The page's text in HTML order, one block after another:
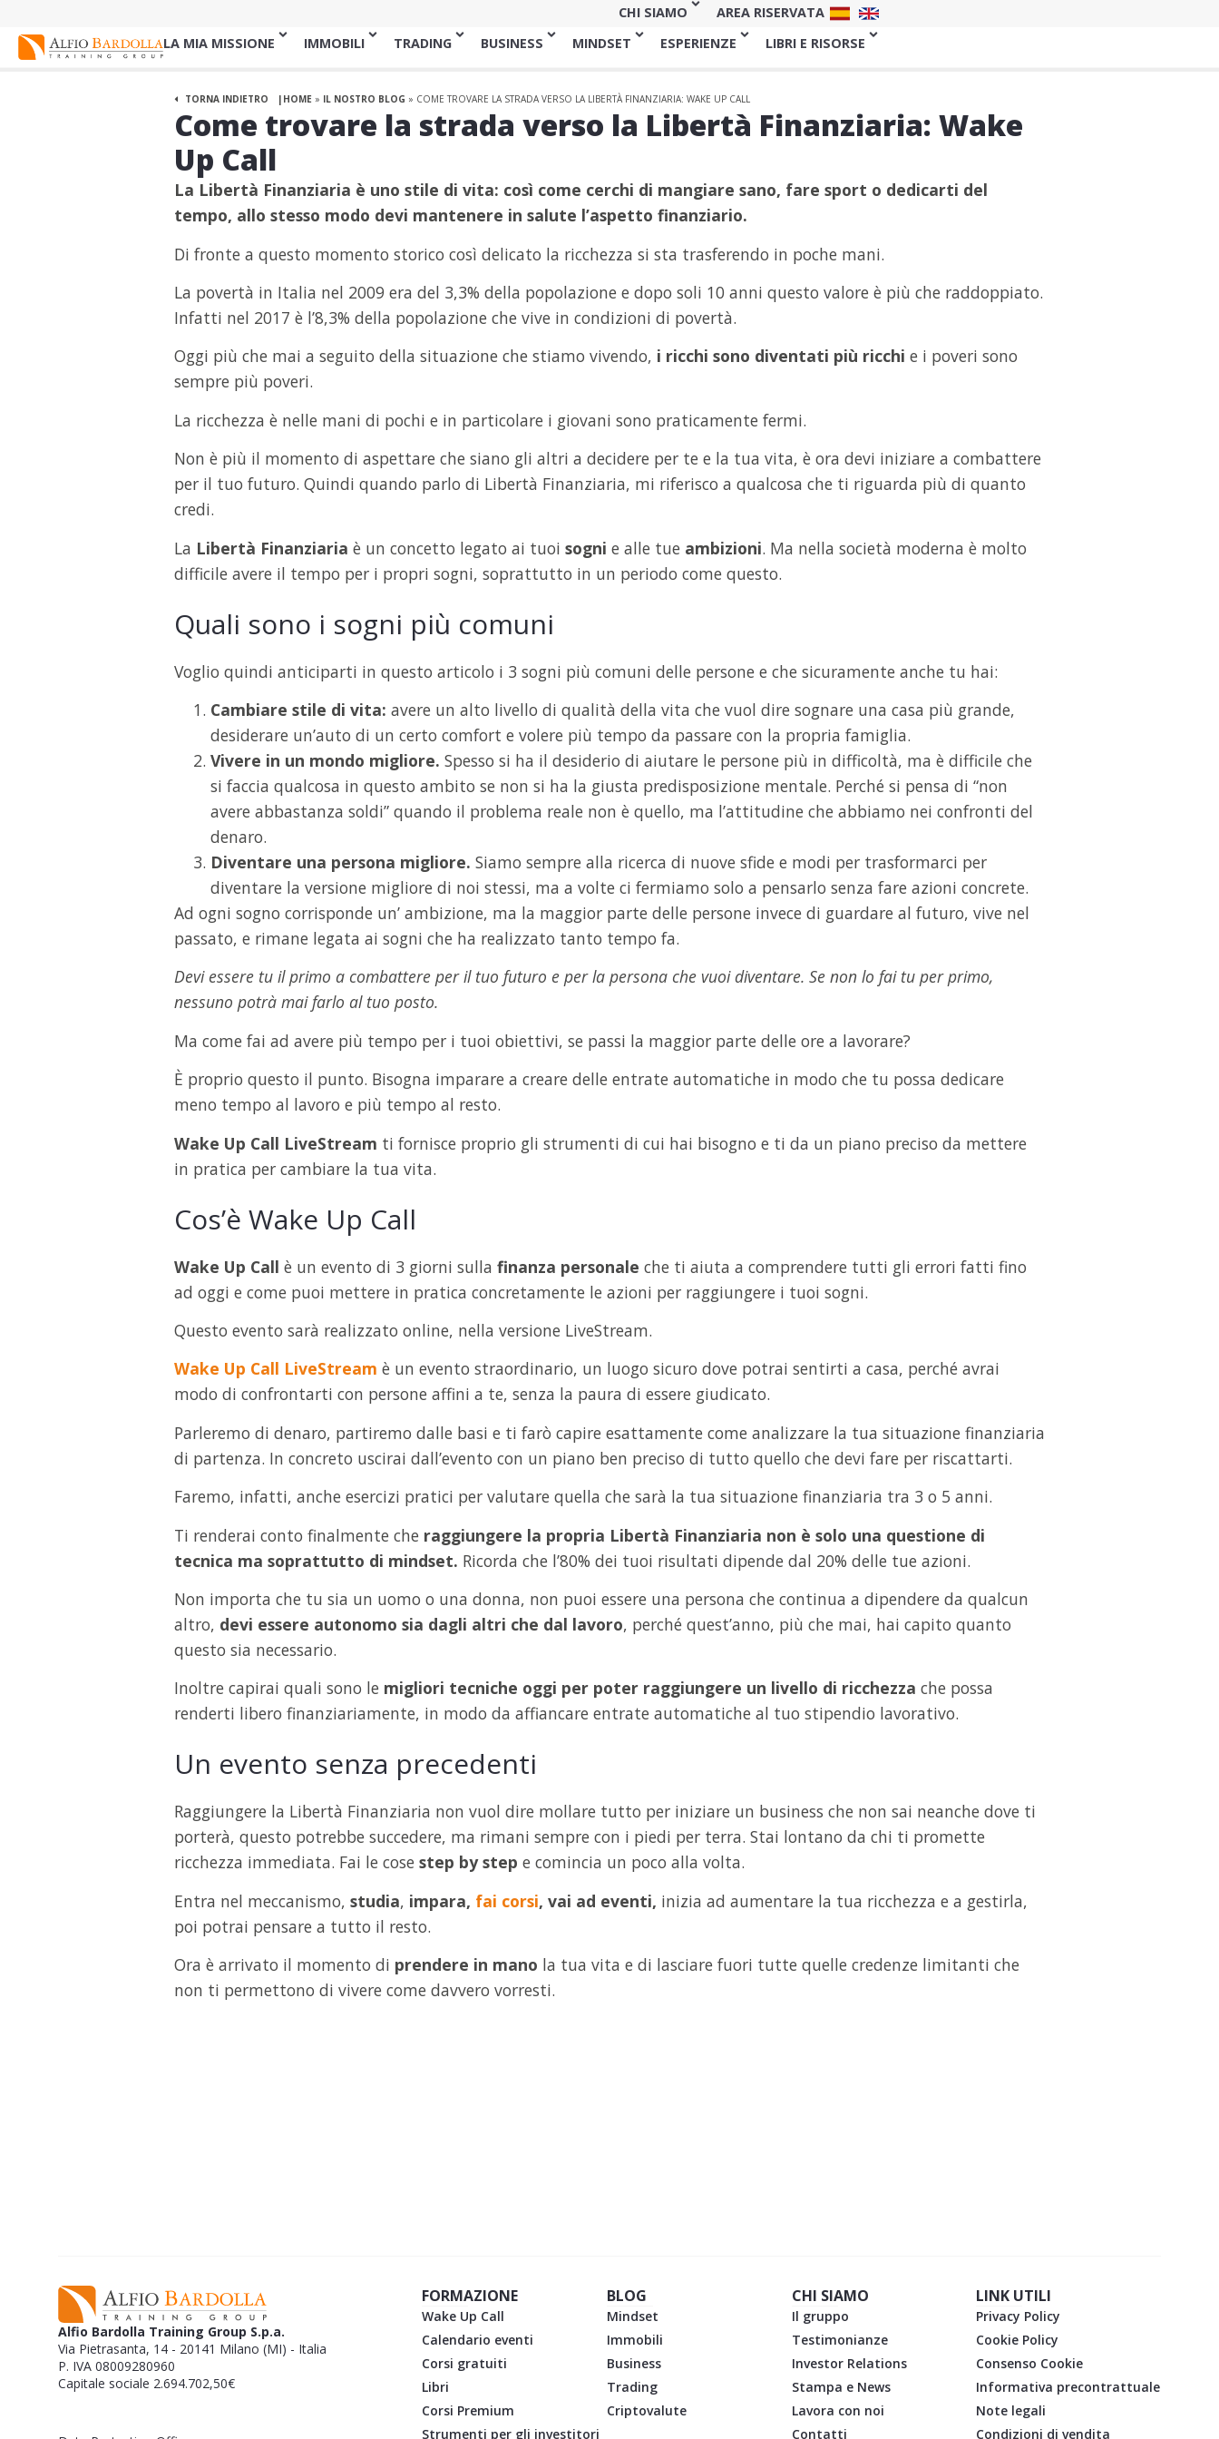
CHI SIAMO
AREA RISERVATA
LA MIA MISSIONE
IMMOBILI TRADING BUSINESS MINDSET ESPERIENZE LIBRI E RISORSE
TORNA INDIETRO HOME » IL NOSTRO BLOG » COME TROVARE LA STRADA VERSO LA LIBERTÀ FINANZIARIA: WAKE UP CALL
Come trovare la strada verso la Libertà Finanziaria: Wake
Up Call
La Libertà Finanziaria è uno stile di vita: così come cerchi di mangiare sano, fare sport o dedicarti del
tempo, allo stesso modo devi mantenere in salute l’aspetto finanziario.
Di fronte a questo momento storico così delicato la ricchezza si sta trasferendo in poche mani.
La povertà in Italia nel 2009 era del 3,3% della popolazione e dopo soli 10 anni questo valore è più che raddoppiato.
Infatti nel 2017 è l’8,3% della popolazione che vive in condizioni di povertà.
Oggi più che mai a seguito della situazione che stiamo vivendo, i ricchi sono diventati più ricchi e i poveri sono
sempre più poveri.
La ricchezza è nelle mani di pochi e in particolare i giovani sono praticamente fermi.
Non è più il momento di aspettare che siano gli altri a decidere per te e la tua vita, è ora devi iniziare a combattere
per il tuo futuro. Quindi quando parlo di Libertà Finanziaria, mi riferisco a qualcosa che ti riguarda più di quanto
credi.
La Libertà Finanziaria è un concetto legato ai tuoi sogni e alle tue ambizioni. Ma nella società moderna è molto
difficile avere il tempo per i propri sogni, soprattutto in un periodo come questo.
Quali sono i sogni più comuni
Voglio quindi anticiparti in questo articolo i 3 sogni più comuni delle persone e che sicuramente anche tu hai:
Cambiare stile di vita: avere un alto livello di qualità della vita che vuol dire sognare una casa più grande,
desiderare un’auto di un certo comfort e volere più tempo da passare con la propria famiglia.
Vivere in un mondo migliore. Spesso si ha il desiderio di aiutare le persone più in difficoltà, ma è difficile che
si faccia qualcosa in questo ambito se non si ha la giusta predisposizione mentale. Perché si pensa di “non
avere abbastanza soldi” quando il problema reale non è quello, ma l’attitudine che abbiamo nei confronti del
denaro.
Diventare una persona migliore. Siamo sempre alla ricerca di nuove sfide e modi per trasformarci per
diventare la versione migliore di noi stessi, ma a volte ci fermiamo solo a pensarlo senza fare azioni concrete.
Ad ogni sogno corrisponde un’ ambizione, ma la maggior parte delle persone invece di guardare al futuro, vive nel
passato, e rimane legata ai sogni che ha realizzato tanto tempo fa.
Devi essere tu il primo a combattere per il tuo futuro e per la persona che vuoi diventare. Se non lo fai tu per primo,
nessuno potrà mai farlo al tuo posto.
Ma come fai ad avere più tempo per i tuoi obiettivi, se passi la maggior parte delle ore a lavorare?
È proprio questo il punto. Bisogna imparare a creare delle entrate automatiche in modo che tu possa dedicare
meno tempo al lavoro e più tempo al resto.
Wake Up Call LiveStream ti fornisce proprio gli strumenti di cui hai bisogno e ti da un piano preciso da mettere
in pratica per cambiare la tua vita.
Cos’è Wake Up Call
Wake Up Call è un evento di 3 giorni sulla finanza personale che ti aiuta a comprendere tutti gli errori fatti fino
ad oggi e come puoi mettere in pratica concretamente le azioni per raggiungere i tuoi sogni.
Questo evento sarà realizzato online, nella versione LiveStream.
Wake Up Call LiveStream è un evento straordinario, un luogo sicuro dove potrai sentirti a casa, perché avrai
modo di confrontarti con persone affini a te, senza la paura di essere giudicato.
Parleremo di denaro, partiremo dalle basi e ti farò capire esattamente come analizzare la tua situazione finanziaria
di partenza. In concreto uscirai dall’evento con un piano ben preciso di tutto quello che devi fare per riscattarti.
Faremo, infatti, anche esercizi pratici per valutare quella che sarà la tua situazione finanziaria tra 3 o 5 anni.
Ti renderai conto finalmente che raggiungere la propria Libertà Finanziaria non è solo una questione di
tecnica ma soprattutto di mindset. Ricorda che l’80% dei tuoi risultati dipende dal 20% delle tue azioni.
Non importa che tu sia un uomo o una donna, non puoi essere una persona che continua a dipendere da qualcun
altro, devi essere autonomo sia dagli altri che dal lavoro, perché quest’anno, più che mai, hai capito quanto
questo sia necessario.
Inoltre capirai quali sono le migliori tecniche oggi per poter raggiungere un livello di ricchezza che possa
renderti libero finanziariamente, in modo da affiancare entrate automatiche al tuo stipendio lavorativo.
Un evento senza precedenti
Raggiungere la Libertà Finanziaria non vuol dire mollare tutto per iniziare un business che non sai neanche dove ti
porterà, questo potrebbe succedere, ma rimani sempre con i piedi per terra. Stai lontano da chi ti promette
ricchezza immediata. Fai le cose step by step e comincia un poco alla volta.
Entra nel meccanismo, studia, impara, fai corsi, vai ad eventi, inizia ad aumentare la tua ricchezza e a gestirla,
poi potrai pensare a tutto il resto.
Ora è arrivato il momento di prendere in mano la tua vita e di lasciare fuori tutte quelle credenze limitanti che
non ti permettono di vivere come davvero vorresti.
Alfio Bardolla Training Group S.p.a.
Via Pietrasanta, 14 - 20141 Milano (MI) - Italia
P. IVA 08009280960
Capitale sociale 2.694.702,50€
FORMAZIONE
Wake Up Call
Calendario eventi
Corsi gratuiti
Libri
Corsi Premium
Strumenti per gli investitori
BLOG
Mindset
Immobili
Business
Trading
Criptovalute
CHI SIAMO
Il gruppo
Testimonianze
Investor Relations
Stampa e News
Lavora con noi
Contatti
LINK UTILI
Privacy Policy
Cookie Policy
Consenso Cookie
Informativa precontrattuale
Note legali
Condizioni di vendita